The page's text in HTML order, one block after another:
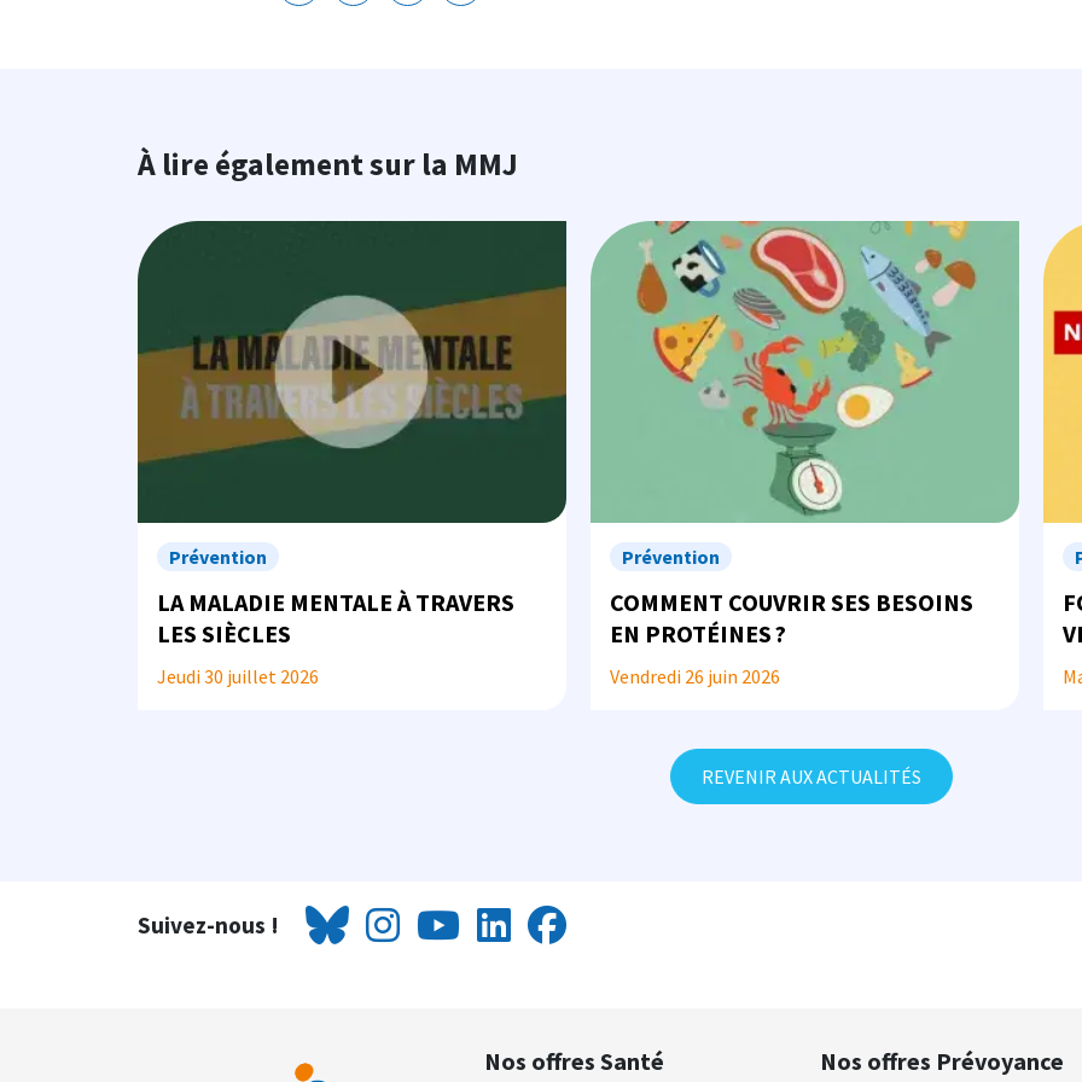
À lire également sur la MMJ
Image
Prévention
LA MALADIE MENTALE À TRAVERS
LES SIÈCLES
Jeudi 30 juillet 2026
Image
Prévention
COMMENT COUVRIR SES BESOINS
EN PROTÉINES ?
Vendredi 26 juin 2026
REVENIR AUX ACTUALITÉS
Suivez-nous !
Nos offres Santé Nos offres Prévoyance